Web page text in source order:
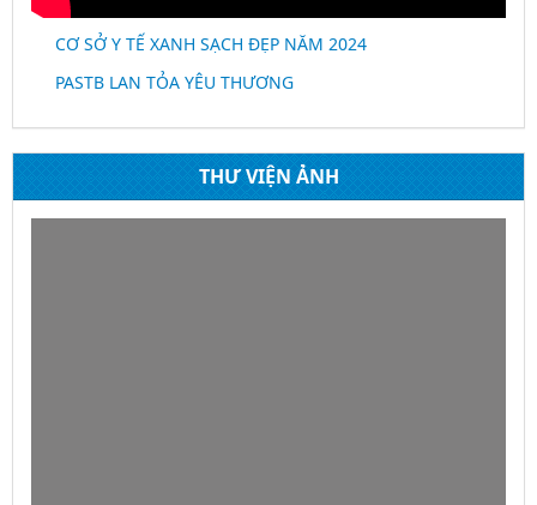
CƠ SỞ Y TẾ XANH SẠCH ĐẸP NĂM 2024
PASTB LAN TỎA YÊU THƯƠNG
THƯ VIỆN ẢNH